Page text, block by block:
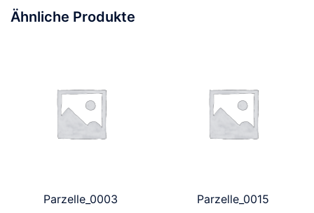
Ähnliche Produkte
Parzelle_0003 Parzelle_0015